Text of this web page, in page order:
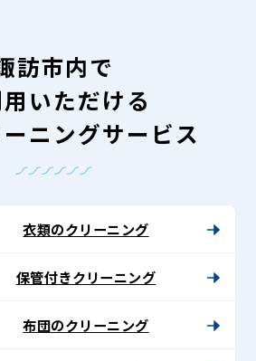
訪市内で
いただける
ニングサービス
衣類のクリーニング
保管付きクリーニング
布団のクリーニング